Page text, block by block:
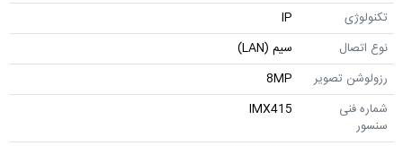
تکنولوژی
IP
نوع اتصال
سیم (LAN)
رزولوشن تصویر
8MP
شماره فنی
سنسور
IMX415